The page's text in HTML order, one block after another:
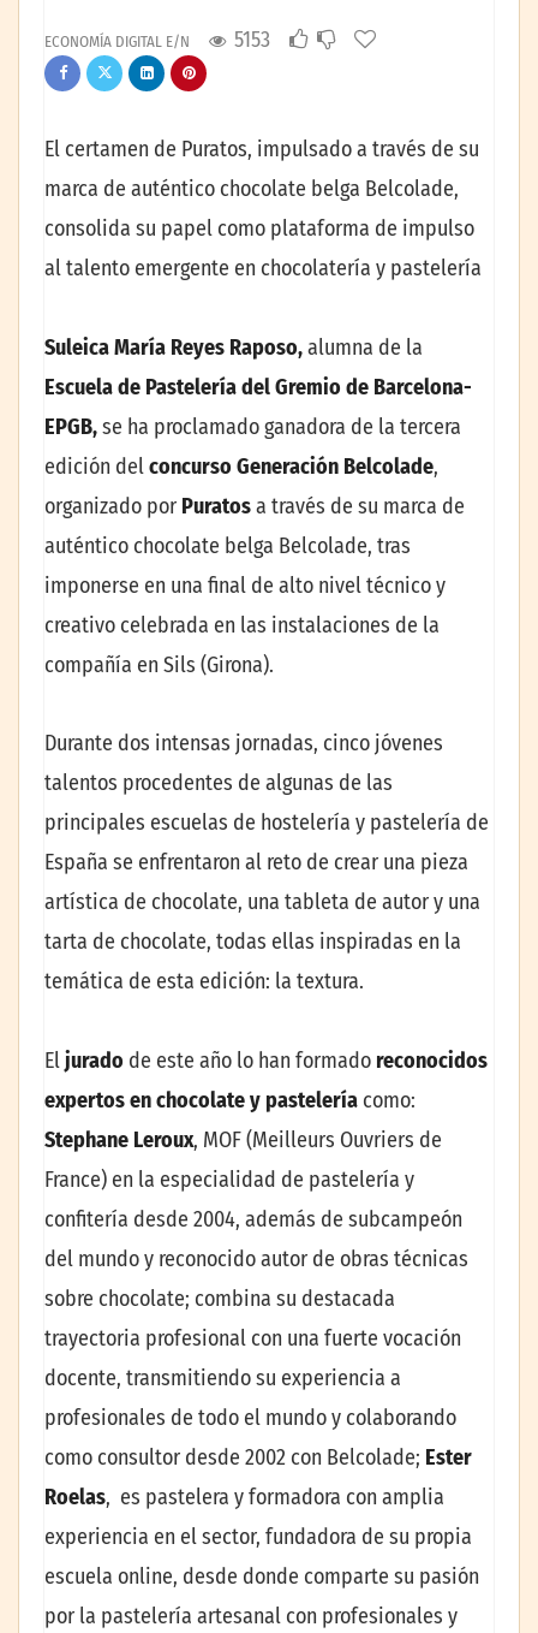
ECONOMÍA DIGITAL E/N 5153
El certamen de Puratos, impulsado a través de su
marca de auténtico chocolate belga Belcolade,
consolida su papel como plataforma de impulso
al talento emergente en chocolatería y pastelería
Suleica María Reyes Raposo,alumna de la
Escuela de Pastelería del Gremio de Barcelona-
EPGB,se ha proclamado ganadora de la tercera
edición delconcurso Generación Belcolade,
organizado por Puratosa través de su marca de
auténtico chocolate belga Belcolade, tras
imponerse en una final de alto nivel técnico y
creativo celebrada en las instalaciones de la
compañía en Sils (Girona).
Durante dos intensas jornadas, cinco jóvenes
talentos procedentes de algunas de las
principales escuelas de hostelería y pastelería de
España se enfrentaron al reto de crear una pieza
artística de chocolate, una tableta de autor y una
tarta de chocolate, todas ellas inspiradas en la
temática de esta edición: la textura.
Eljurado de este año lo han formado reconocidos
expertos en chocolate y pastelería como:
Stephane Leroux, MOF (Meilleurs Ouvriers de
France) en la especialidad de pastelería y
confitería desde 2004, además de subcampeón
del mundo y reconocido autor de obras técnicas
sobre chocolate; combina su destacada
trayectoria profesional con una fuerte vocación
docente, transmitiendo su experiencia a
profesionales de todo el mundo y colaborando
como consultor desde 2002 con Belcolade; Ester
Roelas, es pastelera y formadora con amplia
experiencia en el sector, fundadora de su propia
escuela online, desde donde comparte su pasión
por la pastelería artesanal con profesionales y